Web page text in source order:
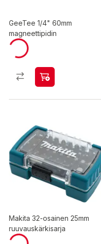
GeeTee 1/4" 60mm
magneettipidin
Makita 32-osainen 25mm
ruuvauskärkisarja